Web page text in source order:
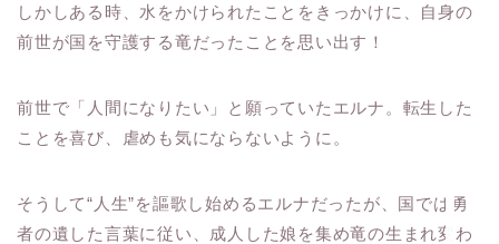
しかしある時、水をかけられたことをきっかけに、自身の
前世が国を守護する竜だったことを思い出す！
前世で「人間になりたい」と願っていたエルナ。転生した
ことを喜び、虐めも気にならないように。
そうして“人生”を謳歌し始めるエルナだったが、国では勇
者の遺した言葉に従い、成人した娘を集め竜の生まれ変わ
ホーム
漫画・小説新刊情報